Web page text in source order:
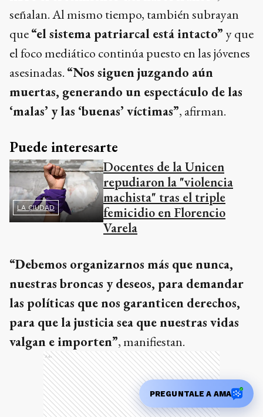
señalan. Al mismo tiempo, también subrayan
que“el sistema patriarcal está intacto” y que
el foco mediático continúa puesto en las jóvenes
asesinadas. “Nos siguen juzgando aún
muertas, generando un espectáculo de las
‘malas’ y las ‘buenas’ víctimas”, afirman.
Puede interesarte
LA CIUDAD
Docentes de la Unicen
repudiaron la "violencia
machista" tras el triple
femicidio en Florencio
Varela
“Debemos organizarnos más que nunca,
nuestras broncas y deseos, para demandar
las políticas que nos garanticen derechos,
para que la justicia sea que nuestras vidas
valgan e importen”, manifiestan.
Ads
PREGUNTALE A AMA